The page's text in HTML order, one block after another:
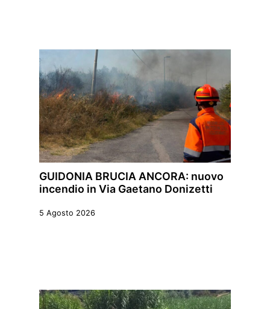
GUIDONIA BRUCIA ANCORA: nuovo
incendio in Via Gaetano Donizetti
5 Agosto 2026